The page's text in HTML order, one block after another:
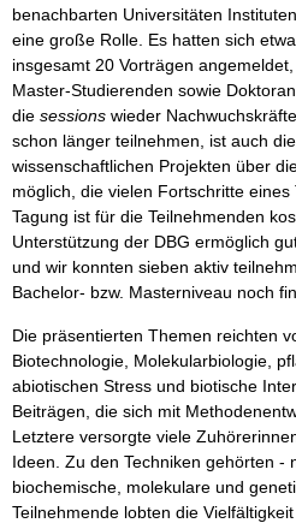
benachbarten Universitäten
eine große Rolle. Es hatten sich
insgesamt 20 Vorträgen
Master-Studierenden sowie
die sessions wieder
schon länger teilnehmen, ist auch
wissenschaftlichen Projekten über
möglich, die vielen Fortschritte
Tagung ist für die Teilnehmenden
Unterstützung der DBG ermöglich
und wir konnten sieben aktiv
Bachelor- bzw. Masterniveau noch
Die präsentierten Themen reichten
Biotechnologie, Molekularbiologie,
abiotischen Stress und biotische
Beiträgen, die sich mit
Letztere versorgte viele
Ideen. Zu den Techniken gehörten -
biochemische, molekulare und
Teilnehmende lobten die